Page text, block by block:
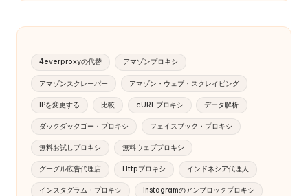
4everproxyの代替 アマゾンプロキシ
アマゾンスクレーパー アマゾン・ウェブ・スクレイピング
IPを変更する 比較 cURLプロキシ データ解析
ダックダックゴー・プロキシ フェイスブック・プロキシ
無料お試しプロキシ 無料ウェブプロキシ
グーグル広告代理店 Httpプロキシ インドネシア代理人
インスタグラム・プロキシ Instagramのアンブロックプロキシ